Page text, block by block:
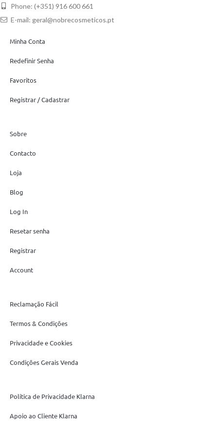
Phone: (+351) 916 600 661
E-mail: geral@nobrecosmeticos.pt
Minha Conta
Redefinir Senha
Favoritos
Registrar / Cadastrar
Sobre
Contacto
Loja
Blog
Log In
Resetar senha
Registrar
Account
Reclamação Fácil
Termos & Condições
Privacidade e Cookies
Condições Gerais Venda
Política de Privacidade Klarna
Apoio ao Cliente Klarna